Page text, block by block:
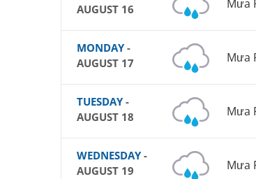
AUGUST 16
Mưa
MONDAY-
AUGUST 17
Mưa
TUESDAY-
AUGUST 18
Mưa
WEDNESDAY-
AUGUST 19
Mưa